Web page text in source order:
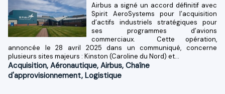
Airbus a signé un accord définitif avec
Spirit AeroSystems pour l’acquisition
d’actifs industriels stratégiques pour
ses programmes d’avions
commerciaux. Cette opération,
annoncée le 28 avril 2025 dans un communiqué, concerne
plusieurs sites majeurs : Kinston (Caroline du Nord) et...
Acquisition, Aéronautique, Airbus, Chaîne
d'approvisionnement, Logistique